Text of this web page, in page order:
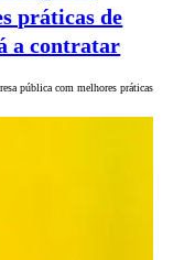
práticas de
a contratar
pública com melhores práticas